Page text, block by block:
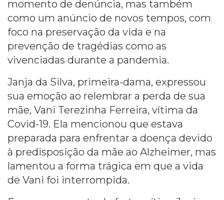
momento de denúncia, mas também
como um anúncio de novos tempos, com
foco na preservação da vida e na
prevenção de tragédias como as
vivenciadas durante a pandemia.
Janja da Silva, primeira-dama, expressou
sua emoção ao relembrar a perda de sua
mãe, Vani Terezinha Ferreira, vítima da
Covid-19. Ela mencionou que estava
preparada para enfrentar a doença devido
à predisposição da mãe ao Alzheimer, mas
lamentou a forma trágica em que a vida
de Vani foi interrompida.